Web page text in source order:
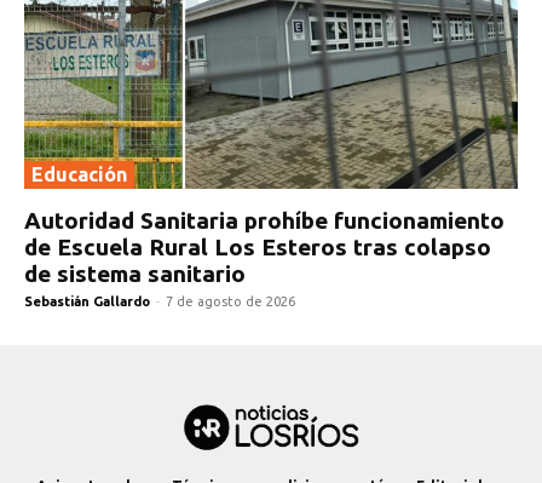
Educación
Autoridad Sanitaria prohíbe funcionamiento
de Escuela Rural Los Esteros tras colapso
de sistema sanitario
Sebastián Gallardo - 7 de agosto de 2026